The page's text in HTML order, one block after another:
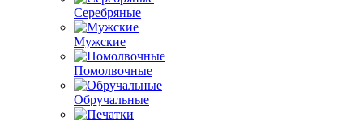
Серебряные
Мужские
Помолвочные
Обручальные